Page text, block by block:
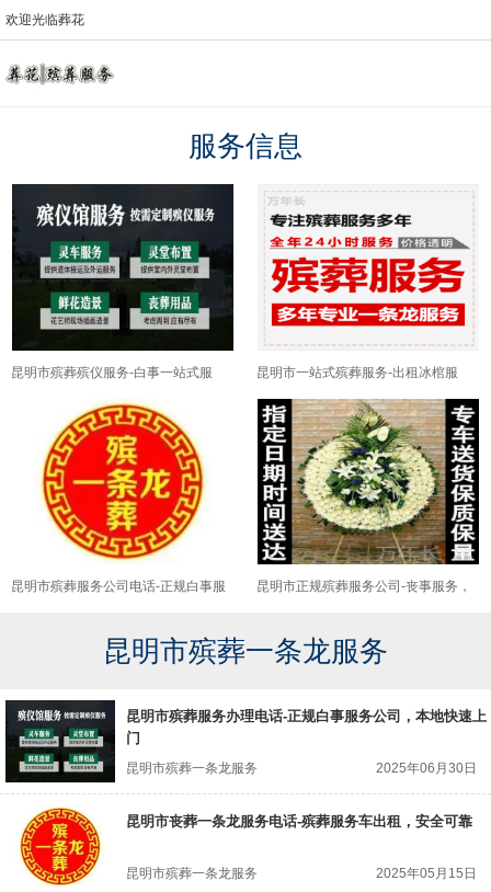
欢迎光临葬花
服务信息
昆明市殡葬殡仪服务-白事一站式服
务，是您的放心选择
昆明市一站式殡葬服务-出租冰棺服
务，24小时快速上门
昆明市殡葬服务公司电话-正规白事服
昆明市正规殡葬服务公司-丧事服务，
昆明市殡葬一条龙服务
昆明市殡葬服务办理电话-正规白事服务公司，本地快速上
门
昆明市殡葬一条龙服务 2025年06月30日
昆明市丧葬一条龙服务电话-殡葬服务车出租，安全可靠
昆明市殡葬一条龙服务 2025年05月15日